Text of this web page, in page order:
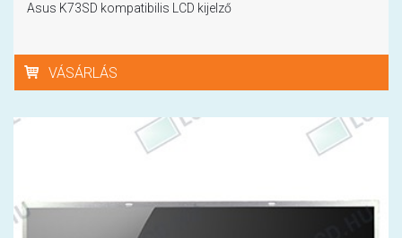
Asus K73SD kompatibilis LCD kijelző
VÁSÁRLÁS